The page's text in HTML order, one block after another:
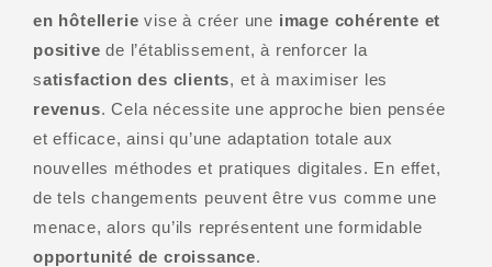
en hôtellerie vise à créer une image cohérente et
positive de l’établissement, à renforcer la
satisfaction des clients, et à maximiser les
revenus. Cela nécessite une approche bien pensée
et efficace, ainsi qu’une adaptation totale aux
nouvelles méthodes et pratiques digitales. En effet,
de tels changements peuvent être vus comme une
menace, alors qu’ils représentent une formidable
opportunité de croissance.